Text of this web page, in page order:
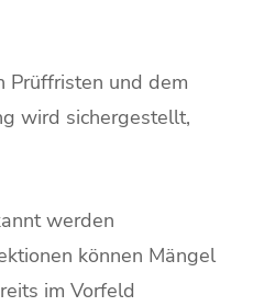
Prüffristen und dem
wird sichergestellt,
werden
können Mängel
im Vorfeld